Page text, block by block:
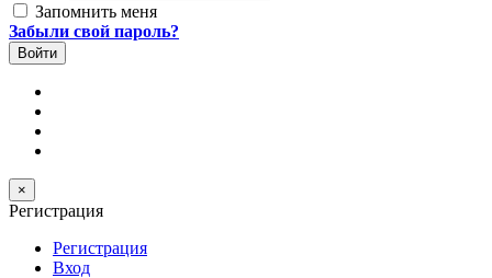
Запомнить меня
Забыли свой пароль?
×
Регистрация
Регистрация
Вход